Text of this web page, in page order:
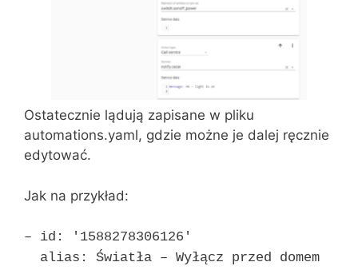
Ostatecznie lądują zapisane w pliku
automations.yaml, gdzie możne je dalej ręcznie
edytować.
Jak na przykład:
– id: '1588278306126′
alias: Światła – Wyłącz przed domem